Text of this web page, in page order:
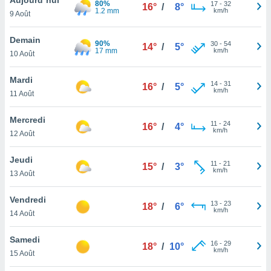
et
»,
au
vous
qu'ils
ou
le
ainsi
un
la
du
9 Août
80%
1.2 mm
16° / 8° 17- 32
km/h
Demain
10 Août
90%
17 mm
14° / 5° 30- 54
km/h
Mardi
11 Août
16° / 5° 14- 31
km/h
Mercredi
12 Août
16° / 4° 11 - 24
km/h
Jeudi
13 Août
15° / 3° 11 - 21
km/h
Vendredi
14 Août
18° / 6° 13- 23
km/h
Samedi
15 Août
18° / 10° 16- 29
km/h